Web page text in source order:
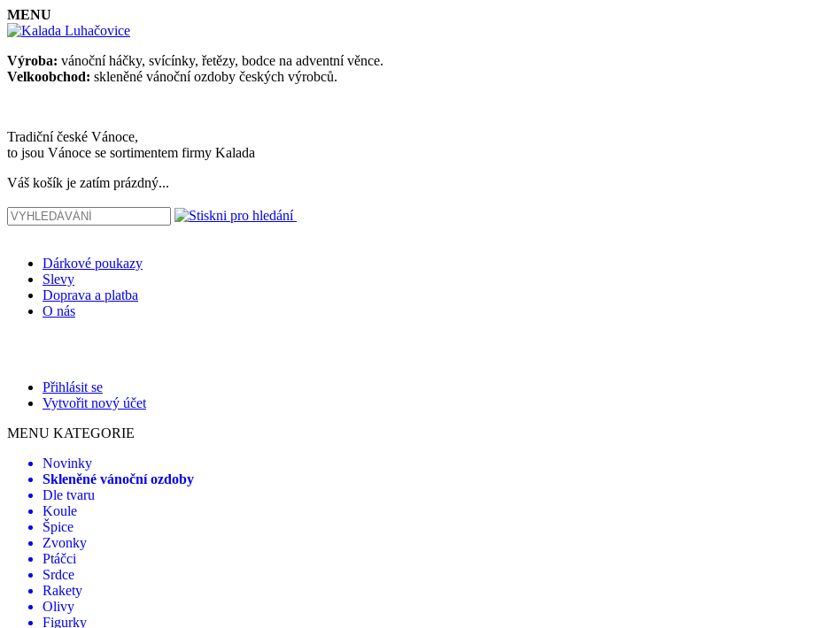
MENU
Výroba: vánoční háčky, svícínky, řetězy, bodce na adventní věnce.
Velkoobchod: skleněné vánoční ozdoby českých výrobců.
Tradiční české Vánoce,
to jsou Vánoce se sortimentem firmy Kalada
Váš košík je zatím prázdný...
Dárkové poukazy
Slevy
Doprava a platba
O nás
Přihlásit se
Vytvořit nový účet
MENU KATEGORIE
Novinky
Skleněné vánoční ozdoby
Dle tvaru
Koule
Špice
Zvonky
Ptáčci
Srdce
Rakety
Olivy
Figurky